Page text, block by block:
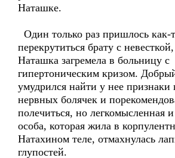
Наташке.
Один только раз пришлось как-
перекрутиться брату с невесткой,
Наташка загремела в больницу с
гипертоническим кризом.
умудрился найти у нее признаки
нервных болячек и
полечиться, но легкомысленная
особа, которая жила в
Натахином теле, отмахнулась
глупостей.